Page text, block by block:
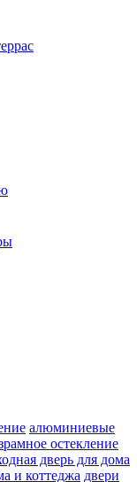
алюминиевые
остекление
дверь для дома
и коттеджа двери